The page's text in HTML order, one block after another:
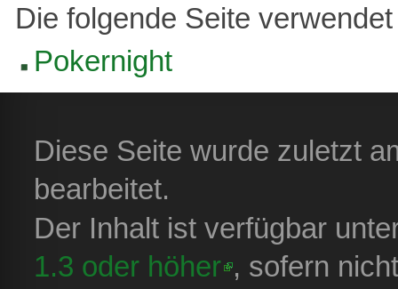
Die folgende Seite
Pokernight
Diese Seite wurde zuletzt
bearbeitet.
Der Inhalt ist verfügbar
1.3 oder höher , sofern